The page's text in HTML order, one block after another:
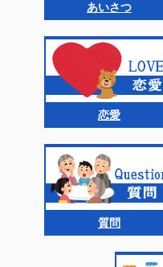
あいさつ
恋愛
質問